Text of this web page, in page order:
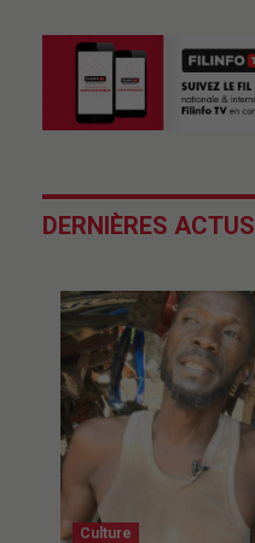
DERNIÈRES ACTUS
Culture